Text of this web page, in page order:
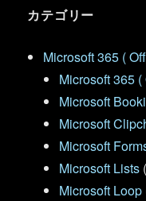
カテゴリー
Microsoft 365 (
Microsoft 365
Microsoft
Microsoft
Microsoft
Microsoft Lists
Microsoft Loop